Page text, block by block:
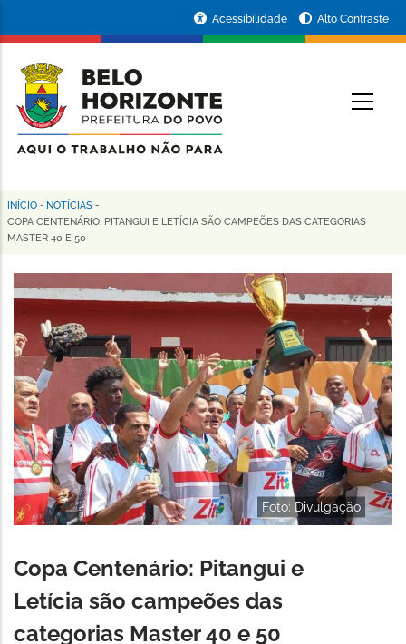
conteúdo
principal
da
Prefeitura
de
Horizonte
Acessibilidade Alto Contraste
Trilha
de
navegação
INÍCIO - NOTÍCIAS -
COPA CENTENÁRIO: PITANGUI E LETÍCIA SÃO CAMPEÕES DAS CATEGORIAS
MASTER 40 E 50
Foto: Divulgação
Copa Centenário: Pitangui e
Letícia são campeões das
categorias Master 40 e 50